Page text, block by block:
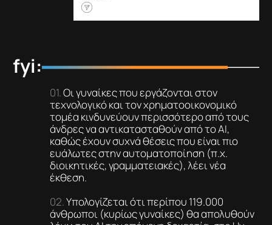
fyi:
Οι γυναίκες που εργάζονται στον
τεχνολογικό και τον χρηματοοικονομικό
τομέα κινδυνεύουν περισσότερο από τους
άνδρες να αντικατασταθούν από το AI,
καθώς έχουν συχνά θέσεις που είναι πιο
ευάλωτες στην αυτοματοποίηση (π.χ.
διοικητικές, γραμματειακές), λέει νέα
έκθεση.
Υπολογίζεται ότι περίπου 119.000
άνθρωποι (κυρίως γυναίκες) θα απολυθούν